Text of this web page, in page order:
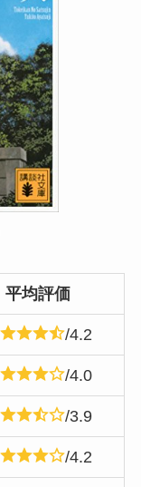
平均評価
/4.2
/4.0
/3.9
/4.2